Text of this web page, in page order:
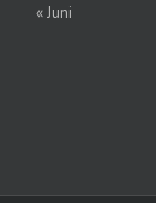
« Juni